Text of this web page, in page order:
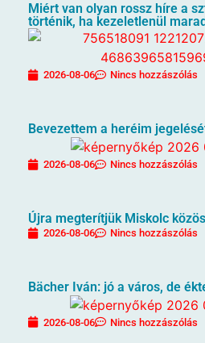
Miért van olyan rossz híre a
történik, ha kezeletlenül
2026-08-06 Nincs hozzászólás
Bevezettem a heréim
2026-08-06 Nincs hozzászólás
Újra megterítjük Miskolc
2026-08-06 Nincs hozzászólás
Bächer Iván: jó a város, de
2026-08-06 Nincs hozzászólás